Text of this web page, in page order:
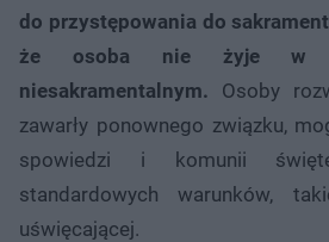
do przystępowania do
że osoba nie żyje w
niesakramentalnym. Osoby
zawarły ponownego związku,
spowiedzi i komunii
standardowych warunków,
uświęcającej.